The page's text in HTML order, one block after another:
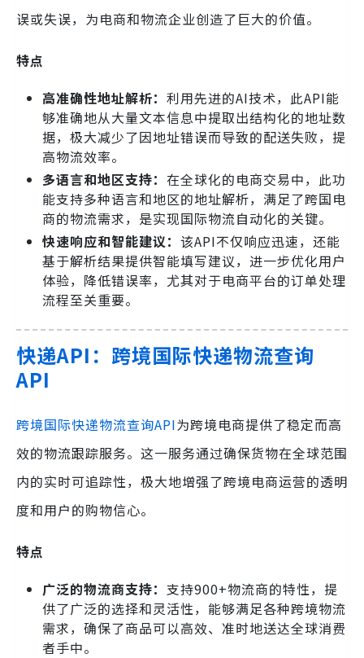
误或失误，为电商和物流企业创造了巨大的价值。
特点
高准确性地址解析： 利用先进的AI技术，此API能
够准确地从大量文本信息中提取出结构化的地址数
据，极大减少了因地址错误而导致的配送失败，提
高物流效率。
多语言和地区支持： 在全球化的电商交易中，此功
能支持多种语言和地区的地址解析，满足了跨国电
商的物流需求，是实现国际物流自动化的关键。
快速响应和智能建议： 该API不仅响应迅速，还能
基于解析结果提供智能填写建议，进一步优化用户
体验，降低错误率，尤其对于电商平台的订单处理
流程至关重要。
快递API：跨境国际快递物流查询
API
跨境国际快递物流查询API为跨境电商提供了稳定而高
效的物流跟踪服务。这一服务通过确保货物在全球范围
内的实时可追踪性，极大地增强了跨境电商运营的透明
度和用户的购物信心。
特点
广泛的物流商支持： 支持900+物流商的特性，提
供了广泛的选择和灵活性，能够满足各种跨境物流
需求，确保了商品可以高效、准时地送达全球消费
者手中。